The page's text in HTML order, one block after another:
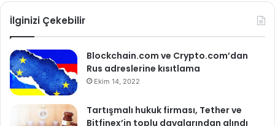
İlginizi Çekebilir
Blockchain.com ve Crypto.com’dan
Rus adreslerine kısıtlama
Ekim 14, 2022
Tartışmalı hukuk firması, Tether ve
Bitfinex’in toplu davalarından alındı